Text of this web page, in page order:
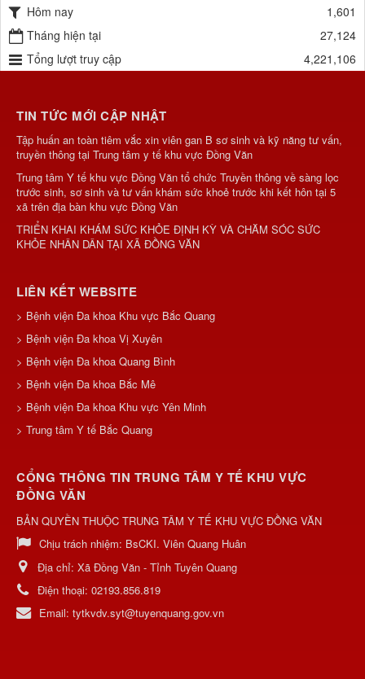
Hôm nay
1,601
Tháng hiện tại
27,124
Tổng lượt truy cập
4,221,106
TIN TỨC MỚI CẬP NHẬT
Tập huấn an toàn tiêm vắc xin viên gan B sơ sinh và kỹ năng tư vấn,
truyền thông tại Trung tâm y tế khu vực Đồng Văn
Trung tâm Y tế khu vực Đồng Văn tổ chức Truyền thông về sàng lọc
trước sinh, sơ sinh và tư vấn khám sức khoẻ trước khi kết hôn tại 5
xã trên địa bàn khu vực Đồng Văn
TRIỂN KHAI KHÁM SỨC KHỎE ĐỊNH KỲ VÀ CHĂM SÓC SỨC
KHỎE NHÂN DÂN TẠI XÃ ĐỒNG VĂN
LIÊN KẾT WEBSITE
> Bệnh viện Đa khoa Khu vực Bắc Quang
> Bệnh viện Đa khoa Vị Xuyên
> Bệnh viện Đa khoa Quang Bình
> Bệnh viện Đa khoa Bắc Mê
> Bệnh viện Đa khoa Khu vực Yên Minh
> Trung tâm Y tế Bắc Quang
CỔNG THÔNG TIN TRUNG TÂM Y TẾ KHU VỰC
ĐỒNG VĂN
BẢN QUYỀN THUỘC TRUNG TÂM Y TẾ KHU VỰC ĐỒNG VĂN
Chịu trách nhiệm: BsCKI. Viên Quang Huân
Địa chỉ: Xã Đồng Văn - Tỉnh Tuyên Quang
Điện thoại: 02193.856.819
Email: tytkvdv.syt@tuyenquang.gov.vn